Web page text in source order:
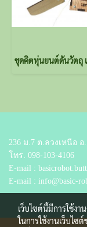
236 ม.7 ต.ลวงเหนือ อ
โทร. 098-103-4106
E-mail :
E-mail : info@basic-
เว็บไซต์นี้มีการใช้ง
ในการใช้งานเว็บไซ